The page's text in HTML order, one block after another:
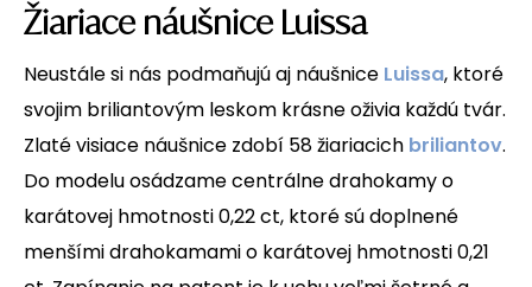
Žiariace náušnice Luissa
Neustále si nás podmaňujú aj náušnice Luissa, ktoré
svojim briliantovým leskom krásne oživia každú tvár.
Zlaté visiace náušnice zdobí 58 žiariacich briliantov.
Do modelu osádzame centrálne drahokamy o
karátovej hmotnosti 0,22 ct, ktoré sú doplnené
menšími drahokamami o karátovej hmotnosti 0,21